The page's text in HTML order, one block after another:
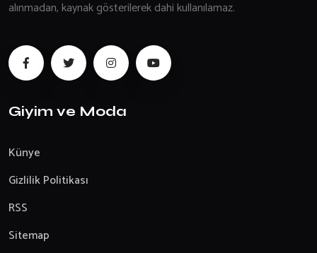
alınmadan, kaynak gösterilerek dahi kullanılamaz.
Giyim ve Moda
Künye
Gizlilik Politikası
RSS
Sitemap